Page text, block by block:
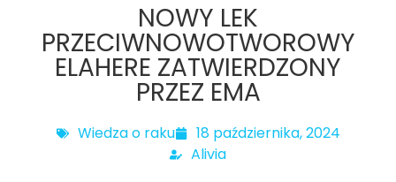
NOWY LEK
PRZECIWNOWOTWOROWY
ELAHERE ZATWIERDZONY
PRZEZ EMA
Wiedza o raku
18 października, 2024
Alivia